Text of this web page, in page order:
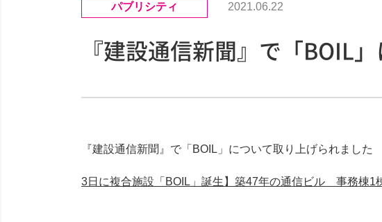
パブリシティ 2021.06.22
『建設通信新聞』で「BOIL
『建設通信新聞』で「BOIL」について取り上げられました
3日に複合施設「BOIL」誕生】築47年の通信ビル 事務棟1